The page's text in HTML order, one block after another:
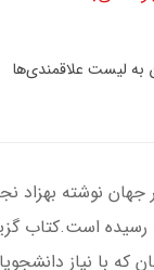
جهان نوشته بهزاد
است.کتاب
که با نیاز